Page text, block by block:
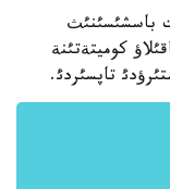
باسشئسئنئث
كوميتةتئنة
تاپسئردئ.